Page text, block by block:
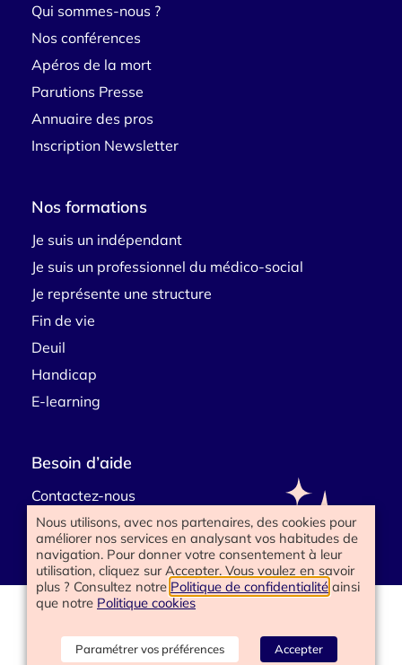
Qui sommes-nous ?
Nos conférences
Apéros de la mort
Parutions Presse
Annuaire des pros
Inscription Newsletter
Nos formations
Je suis un indépendant
Je suis un professionnel du médico-social
Je représente une structure
Fin de vie
Deuil
Handicap
E-learning
Besoin d’aide
Contactez-nous
www.happyend.life 2025
Politique de confidentialité
Mentions légales
Nous utilisons, avec nos partenaires, des cookies pour
améliorer nos services en analysant vos habitudes de
navigation. Pour donner votre consentement à leur
utilisation, cliquez sur Accepter. Vous voulez en savoir
plus ? Consultez notre Politique de confidentialité ainsi
que notre Politique cookies
Paramétrer vos préférences Accepter